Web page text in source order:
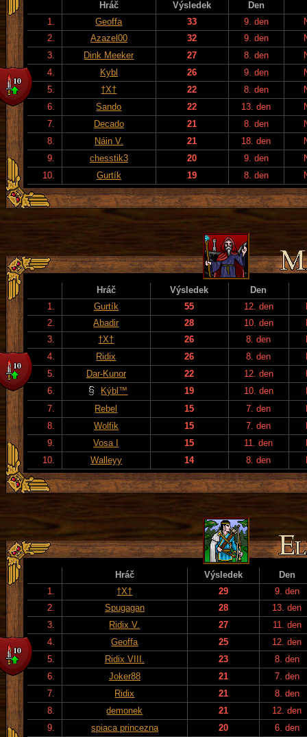
Hráč Výsledek
Den
1.
Geoffa 33 9. den
2.
Azazel00 32 9. den
3.
Dink Meeker 27 8. den
4.
Kybl 26 9. den
5.
†X† 22 8. den
6.
Sando 22 13. den
7.
Decado 21 8. den
8.
Náin V. 21 18. den
9.
chesstik3 20 9. den
10.
Gurtík 19 8. den
Hráč Výsledek
Den
1.
Gurtík 55 12. den
2.
Abadir 28 10. den
3.
†X† 26 8. den
4.
Ridix 26 8. den
5.
Dar-Kunor 22 12. den
6.
Kýbl™ 19 10. den
7.
Rebel 15 7. den
8.
Wolfik 15 7. den
9.
Vosa I 15 11. den
10.
Walleyy 14 8. den
Hráč Výsledek
Den
1.
†X† 29
9. den
2.
Spugagan 28
13. den
3.
Ridix V. 27
11. den
4.
Geoffa 25
12. den
5.
Ridix VIII. 23
8. den
6.
Joker88 21
7. den
7.
Ridix 21
8. den
8.
demonek 21
12. den
9.
spiaca princezna 20
6. den